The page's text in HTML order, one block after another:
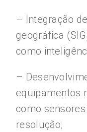
– Integração
geográfica
como
–
equipamentos
como
resolução;